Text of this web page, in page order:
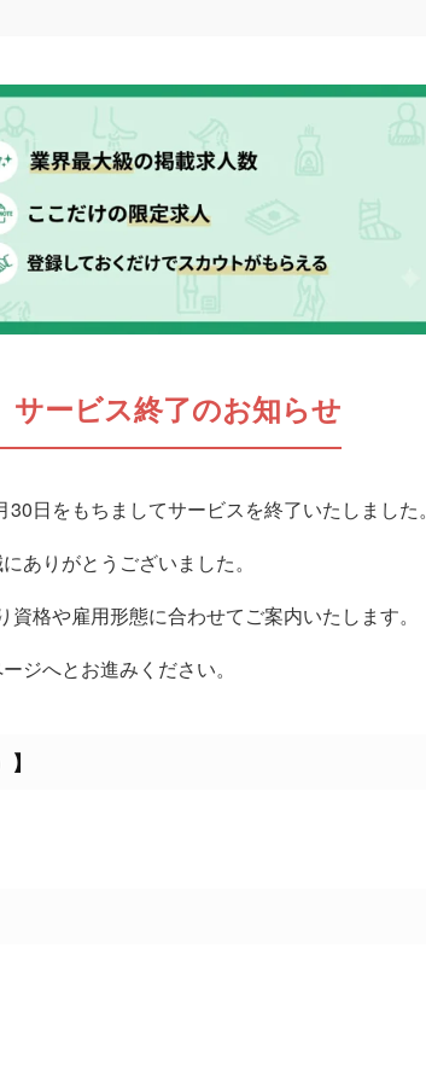
サービス終了のお知らせ
日をもちましてサービスを終了いたしました。
ありがとうございました。
格や雇用形態に合わせてご案内いたします。
ジへとお進みください。